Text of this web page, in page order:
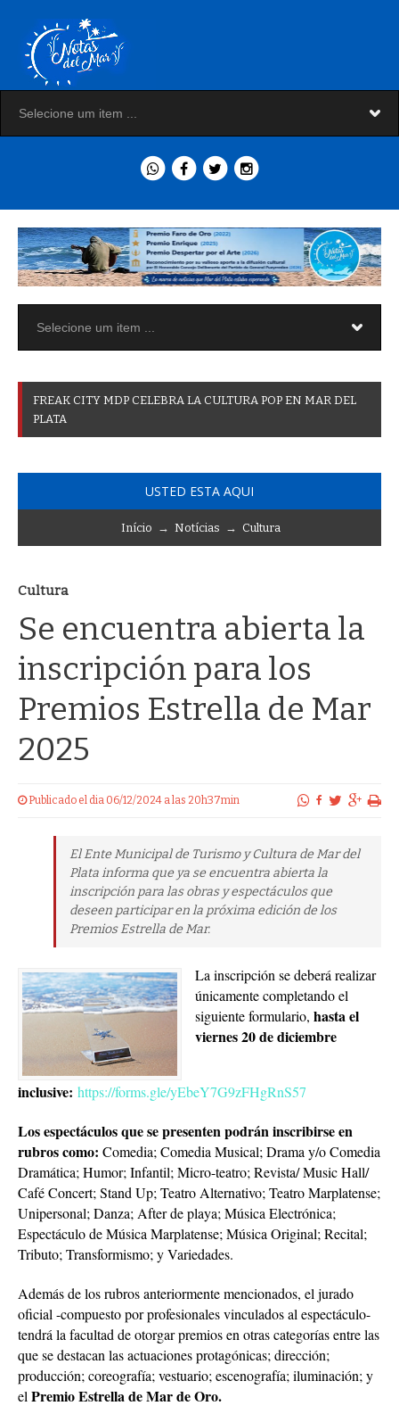
FREAK CITY MDP CELEBRA LA CULTURA POP EN MAR DEL
PLATA
USTED ESTA AQUI
Início → Notícias → Cultura
Cultura
Se encuentra abierta la
inscripción para los
Premios Estrella de Mar
2025
Publicado el dia 06/12/2024 a las 20h37min
El Ente Municipal de Turismo y Cultura de Mar del
Plata informa que ya se encuentra abierta la
inscripción para las obras y espectáculos que
deseen participar en la próxima edición de los
Premios Estrella de Mar.
La inscripción se deberá realizar
únicamente completando el
siguiente formulario, hasta el
viernes 20 de diciembre
inclusive: https://forms.gle/yEbeY7G9zFHgRnS57
Los espectáculos que se presenten podrán inscribirse en
rubros como: Comedia; Comedia Musical; Drama y/o Comedia
Dramática; Humor; Infantil; Micro-teatro; Revista/ Music Hall/
Café Concert; Stand Up; Teatro Alternativo; Teatro Marplatense;
Unipersonal; Danza; After de playa; Música Electrónica;
Espectáculo de Música Marplatense; Música Original; Recital;
Tributo; Transformismo; y Variedades.
Además de los rubros anteriormente mencionados, el jurado
oficial -compuesto por profesionales vinculados al espectáculo-
tendrá la facultad de otorgar premios en otras categorías entre las
que se destacan las actuaciones protagónicas; dirección;
producción; coreografía; vestuario; escenografía; iluminación; y
el Premio Estrella de Mar de Oro.